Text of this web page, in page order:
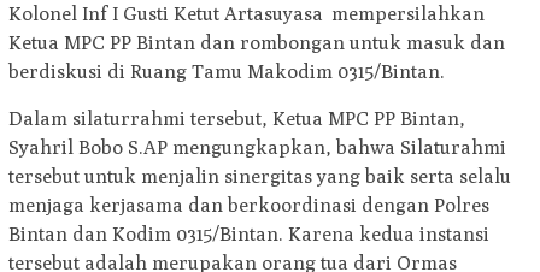
Kolonel Inf I Gusti Ketut Artasuyasa mempersilahkan
Ketua MPC PP Bintan dan rombongan untuk masuk dan
berdiskusi di Ruang Tamu Makodim 0315/Bintan.
Dalam silaturrahmi tersebut, Ketua MPC PP Bintan,
Syahril Bobo S.AP mengungkapkan, bahwa Silaturahmi
tersebut untuk menjalin sinergitas yang baik serta selalu
menjaga kerjasama dan berkoordinasi dengan Polres
Bintan dan Kodim 0315/Bintan. Karena kedua instansi
tersebut adalah merupakan orang tua dari Ormas